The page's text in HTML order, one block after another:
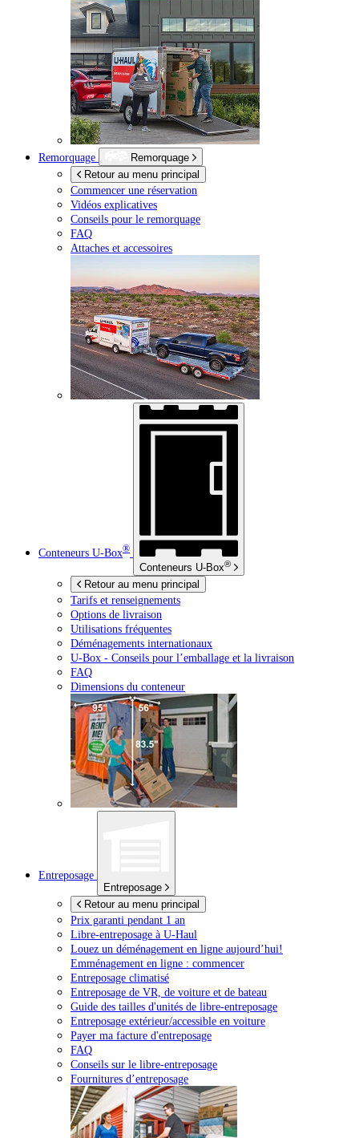
Remorquage
Remorquage
Retour au menu principal
Commencer une réservation
Vidéos explicatives
Conseils pour le remorquage
FAQ
Attaches et accessoires
Conteneurs U-Box®
Conteneurs U-Box®
Retour au menu principal
Tarifs et renseignements
Options de livraison
Utilisations fréquentes
Déménagements internationaux
U-Box - Conseils pour l’emballage et la livraison
FAQ
Dimensions du conteneur
Entreposage
Entreposage
Retour au menu principal
Prix garanti pendant 1 an
Libre-entreposage à U-Haul
Louez un déménagement en ligne aujourd’hui!
Emménagement en ligne : commencer
Entreposage climatisé
Entreposage de VR, de voiture et de bateau
Guide des tailles d'unités de libre-entreposage
Entreposage extérieur/accessible en voiture
Payer ma facture d'entreposage
FAQ
Conseils sur le libre-entreposage
Fournitures d’entreposage